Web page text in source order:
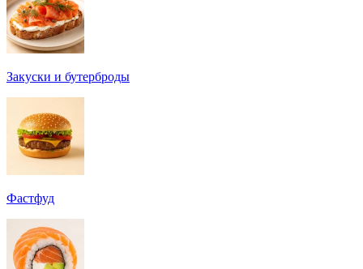
Закуски и бутерброды
Фастфуд